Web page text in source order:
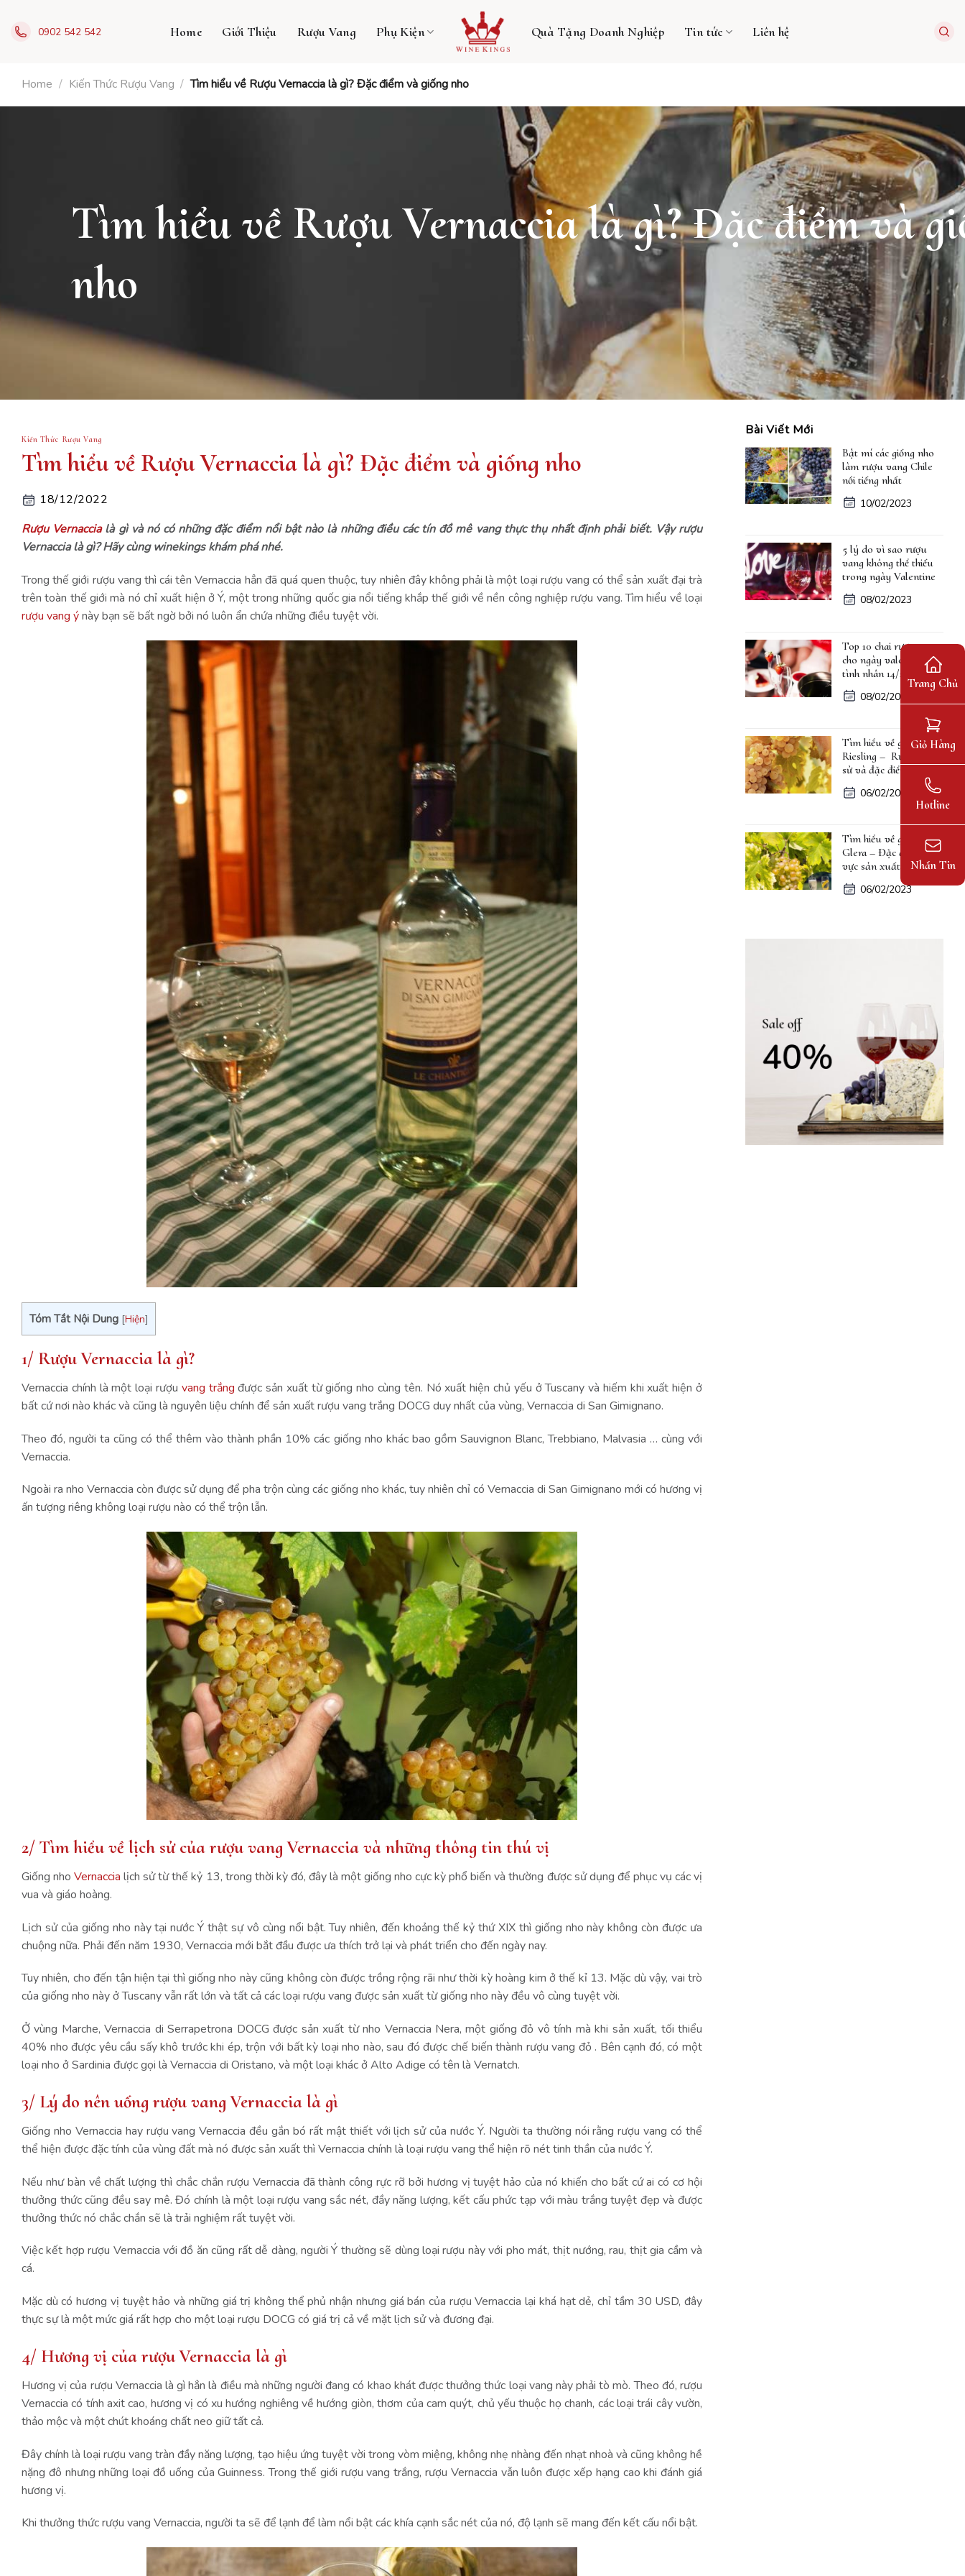
0902 542 542 Home Giới Thiệu Rượu Vang Phụ Kiện Quà Tặng Doanh Nghiệp Tin tức Liên hệ
Home / Kiến Thức Rượu Vang / Tìm hiểu về Rượu Vernaccia là gì? Đặc điểm và giống nho
Tìm hiểu về Rượu Vernaccia là gì? Đặc điểm và
nho
Kiến Thức Rượu Vang
Tìm hiểu về Rượu Vernaccia là gì? Đặc điểm và giống nho
18/12/2022
Rượu Vernaccialà gì và nó có những đặc điểm nổi bật nào là những điều các tín đồ mê vang thực thụ nhất định phải biết. Vậy rượu
Vernaccia là gì? Hãy cùng winekings khám phá nhé.
Trong thế giới rượu vang thì cái tên Vernaccia hẳn đã quá quen thuộc, tuy nhiên đây không phải là một loại rượu vang có thể sản xuất đại trà
trên toàn thế giới mà nó chỉ xuất hiện ở Ý, một trong những quốc gia nổi tiếng khắp thế giới về nền công nghiệp rượu vang.Tìm hiểu về loại
rượu vang ýnày bạn sẽ bất ngờ bởi nó luôn ẩn chứa những điều tuyệt vời.
Tóm Tắt Nội Dung [Hiện]
1/ Rượu Vernaccia là gì?
Vernaccia chính là một loại rượu vang trắng được sản xuất từ ​​giống nho cùng tên. Nó xuất hiện chủ yếu ở Tuscany và hiếm khi xuất hiện ở
bất cứ nơi nào khác và cũng là nguyên liệu chính để sản xuất rượu vang trắng DOCG duy nhất của vùng, Vernaccia di San Gimignano.
Theo đó, người ta cũng có thể thêm vào thành phần 10% các giống nho khác bao gồm Sauvignon Blanc, Trebbiano, Malvasia … cùng với
Vernaccia.
Ngoài ra nho Vernaccia còn được sử dụng để pha trộn cùng các giống nho khác, tuy nhiên chỉ có Vernaccia di San Gimignano mới có hương vị
ấn tượng riêng không loại rượu nào có thể trộn lẫn.
2/ Tìm hiểu về lịch sử của rượu vang Vernaccia và những thông tin thú vị
Giống nhoVernaccia lịch sử từ thế kỷ 13, trong thời kỳ đó, đây là một giống nho cực kỳ phổ biến và thường được sử dụng để phục vụ các vị
vua và giáo hoàng.
Lịch sử của giống nho này tại nước Ý thật sự vô cùng nổi bật. Tuy nhiên, đến khoảng thế kỷ thứ XIX thì giống nho này không còn được ưa
chuộng nữa. Phải đến năm 1930, Vernaccia mới bắt đầu được ưa thích trở lại và phát triển cho đến ngày nay.
Tuy nhiên, cho đến tận hiện tại thì giống nho này cũng không còn được trồng rộng rãi như thời kỳ hoàng kim ở thế kỉ 13. Mặc dù vậy, vai trò
của giống nho này ở Tuscany vẫn rất lớn và tất cả các loại rượu vang được sản xuất từ giống nho này đều vô cùng tuyệt vời.
Ở vùng Marche, Vernaccia di Serrapetrona DOCG được sản xuất từ nho ​​Vernaccia Nera, một giống đỏ vô tính mà khi sản xuất, tối thiểu
40% nho được yêu cầu sấy khô trước khi ép, trộn với bất kỳ loại nho nào, sau đó được chế biến thành rượu vang đỏ . Bên cạnh đó, có một
loại nho ở Sardinia được gọi là Vernaccia di Oristano, và một loại khác ở Alto Adige có tên là Vernatch.
3/ Lý do nên uống rượu vang Vernaccia là gì
Giống nho Vernaccia hay rượu vang Vernaccia đều gắn bó rất mật thiết với lịch sử của nước Ý. Người ta thường nói rằng rượu vang có thể
thể hiện được đặc tính của vùng đất mà nó được sản xuất thì Vernaccia chính là loại rượu vang thể hiện rõ nét tinh thần của nước Ý.
Nếu như bàn về chất lượng thì chắc chắn rượu Vernaccia đã thành công rực rỡ bởi hương vị tuyệt hảo của nó khiến cho bất cứ ai có cơ hội
thưởng thức cũng đều say mê. Đó chính là một loại rượu vang sắc nét, đầy năng lượng, kết cấu phức tạp với màu trắng tuyệt đẹp và được
thưởng thức nó chắc chắn sẽ là trải nghiệm rất tuyệt vời.
Việc kết hợp rượu Vernaccia với đồ ăn cũng rất dễ dàng, người Ý thường sẽ dùng loại rượu này với pho mát, thịt nướng, rau, thịt gia cầm và
cá.
Mặc dù có hương vị tuyệt hảo và những giá trị không thể phủ nhận nhưng giá bán của rượu Vernaccia lại khá hạt dẻ, chỉ tầm 30 USD, đây
thực sự là một mức giá rất hợp cho một loại rượu DOCG có giá trị cả về mặt lịch sử và đương đại.
4/ Hương vị của rượu Vernaccia là gì
Hương vị của rượu Vernaccia là gì hẳn là điều mà những người đang có khao khát được thưởng thức loại vang này phải tò mò. Theo đó, rượu
Vernaccia có tính axit cao, hương vị có xu hướng nghiêng về hướng giòn, thơm của cam quýt, chủ yếu thuộc họ chanh, các loại trái cây vườn,
thảo mộc và một chút khoáng chất neo giữ tất cả.
Đây chính là loại rượu vang tràn đầy năng lượng, tạo hiệu ứng tuyệt vời trong vòm miệng, không nhẹ nhàng đến nhạt nhoà và cũng không hề
nặng đô nhưng những loại đồ uống của Guinness. Trong thế giới rượu vang trắng, rượu Vernaccia vẫn luôn được xếp hạng cao khi đánh giá
hương vị.
Khi thưởng thức rượu vang Vernaccia, người ta sẽ để lạnh để làm nổi bật các khía cạnh sắc nét của nó, độ lạnh sẽ mang đến kết cấu nổi bật.
Bài Viết Mới
Bật mí các giống nho
làm rượu vang Chile
nổi tiếng nhất
10/02/2023
5 lý do vì sao rượu
vang không thể thiếu
trong ngày Valentine
08/02/2023
Top 10 chai rượu vang
cho ngày valentine lễ
tình nhân 14/2
08/02/2023
Tìm hiểu về giống nho
Riesling – Rượu, lịch
sử và đặc điểm
06/02/2023
Tìm hiểu về giống nho
Glera – Đặc điểm, khu
vực sản xuất
06/02/2023
Trang Chủ
Giỏ Hàng
Hotline
Nhắn Tin